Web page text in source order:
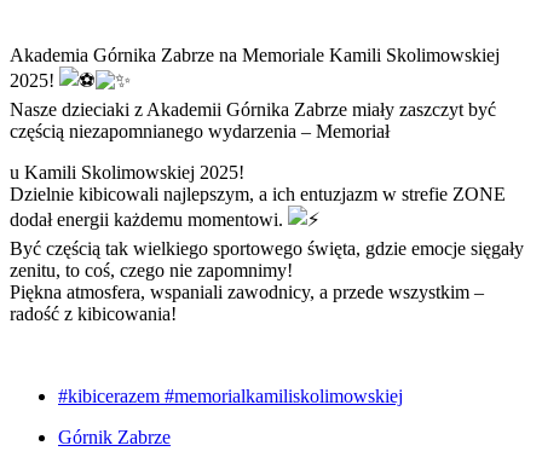
Akademia Górnika Zabrze na Memoriale Kamili Skolimowskiej
2025!
Nasze dzieciaki z Akademii Górnika Zabrze miały zaszczyt być
częścią niezapomnianego wydarzenia – Memoriał
u Kamili Skolimowskiej 2025!
Dzielnie kibicowali najlepszym, a ich entuzjazm w strefie ZONE
dodał energii każdemu momentowi.
Być częścią tak wielkiego sportowego święta, gdzie emocje sięgały
zenitu, to coś, czego nie zapomnimy!
Piękna atmosfera, wspaniali zawodnicy, a przede wszystkim –
radość z kibicowania!
#kibicerazem #memorialkamiliskolimowskiej
Górnik Zabrze